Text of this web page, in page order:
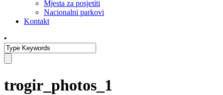
Mjesta za posjetiti
Nacionalni parkovi
Kontakt
•
trogir_photos_1